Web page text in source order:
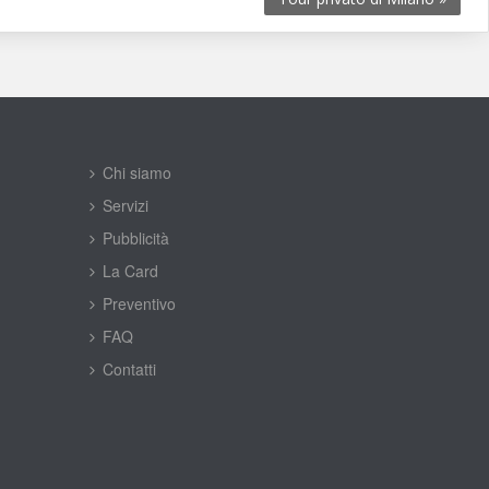
Chi siamo
Servizi
Pubblicità
La Card
Preventivo
FAQ
Contatti